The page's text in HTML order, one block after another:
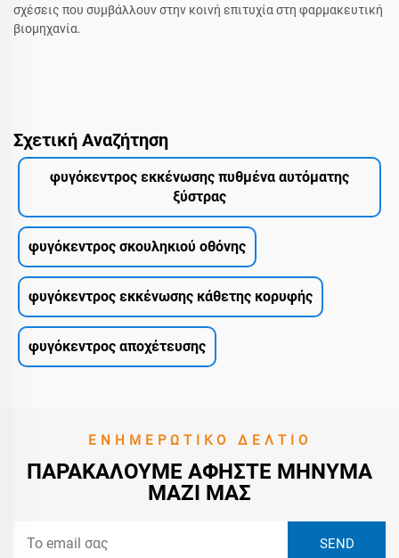
σχέσεις που συμβάλλουν στην κοινή επιτυχία στη φαρμακευτική
βιομηχανία.
Σχετική Αναζήτηση
φυγόκεντρος εκκένωσης πυθμένα αυτόματης
ξύστρας
φυγόκεντρος σκουληκιού οθόνης
φυγόκεντρος εκκένωσης κάθετης κορυφής
φυγόκεντρος αποχέτευσης
ΕΝΗΜΕΡΩΤΙΚΌ ΔΕΛΤΊΟ
ΠΑΡΑΚΑΛΟΎΜΕ ΑΦΉΣΤΕ ΜΉΝΥΜΑ
ΜΑΖΊ ΜΑΣ